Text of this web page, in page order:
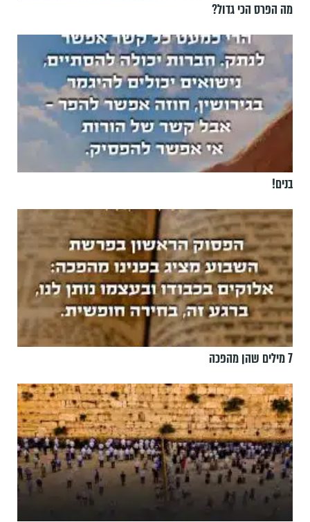
מה הפרס הכי גדול?
בנים!
7 מילים שהן מהפכה